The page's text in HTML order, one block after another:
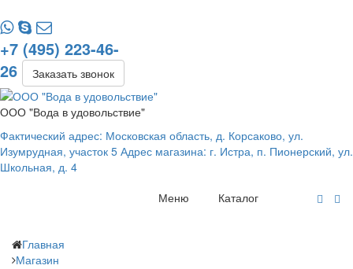
+7 (495) 223-46-
26
Заказать звонок
ООО "Вода в удовольствие"
Фактический адрес: Московская область, д. Корсаково, ул.
Изумрудная, участок 5 Адрес магазина: г. Истра, п. Пионерский, ул.
Школьная, д. 4
Каталог
Меню
Главная
Магазин